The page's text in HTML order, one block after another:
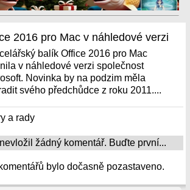
2016 pro Mac v náhledové verzi
balík Office 2016 pro Mac
v náhledové verzi společnost
Novinka by na podzim měla
svého předchůdce z roku 2011....
a rady
žádný komentář. Buďte první...
bylo dočasně pozastaveno.